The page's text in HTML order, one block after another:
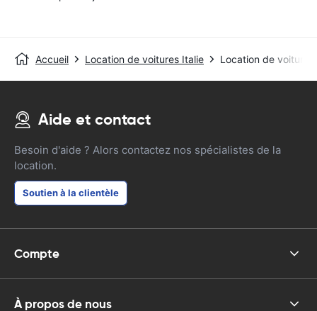
Accueil Location de voitures Italie Location de voitures
Aide et contact
Besoin d'aide ? Alors contactez nos spécialistes de la
location.
Soutien à la clientèle
Compte
À propos de nous